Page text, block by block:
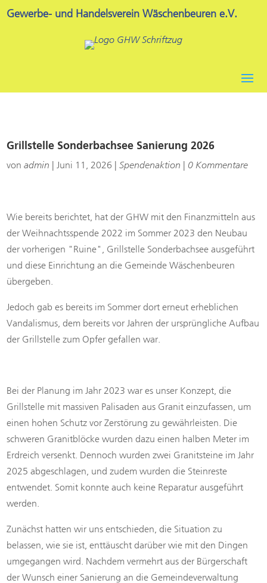
Gewerbe- und Handelsverein Wäschenbeuren e.V.
Grillstelle Sonderbachsee Sanierung 2026
vonadmin |Juni 11, 2026 |Spendenaktion | 0 Kommentare
Wie bereits berichtet, hat der GHW mit den Finanzmitteln aus
der Weihnachtsspende 2022 im Sommer 2023 den Neubau
der vorherigen "Ruine", Grillstelle Sonderbachsee ausgeführt
und diese Einrichtung an die Gemeinde Wäschenbeuren
übergeben.
Jedoch gab es bereits im Sommer dort erneut erheblichen
Vandalismus, dem bereits vor Jahren der ursprüngliche Aufbau
der Grillstelle zum Opfer gefallen war.
Bei der Planung im Jahr 2023 war es unser Konzept, die
Grillstelle mit massiven Palisaden aus Granit einzufassen, um
einen hohen Schutz vor Zerstörung zu gewährleisten. Die
schweren Granitblöcke wurden dazu einen halben Meter im
Erdreich versenkt. Dennoch wurden zwei Granitsteine im Jahr
2025 abgeschlagen, und zudem wurden die Steinreste
entwendet. Somit konnte auch keine Reparatur ausgeführt
werden.
Zunächst hatten wir uns entschieden, die Situation zu
belassen, wie sie ist, enttäuscht darüber wie mit den Dingen
umgegangen wird. Nachdem vermehrt aus der Bürgerschaft
der Wunsch einer Sanierung an die Gemeindeverwaltung